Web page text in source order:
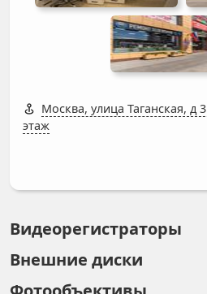
Москва, улица Таганская, д 3
этаж
Видеорегистраторы
Внешние диски